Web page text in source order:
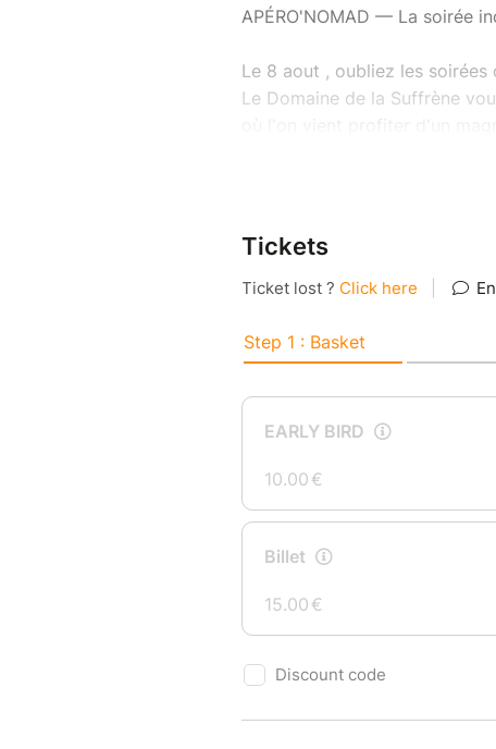
APÉRO'NOMAD — La soirée
Le 8 aout , oubliez les soirées
Le Domaine de la Suffrène
où l'on vient profiter d'un
veniez entre amis, en couple
moment festif dans un cadre
Samedi 8 aout 2026
Domaine de la Suffrène – La
AU PROGRAMME
• Le Kaiser — DJ Set
• Mapso — DJ Set
Trois DJ, une seule mission :
SUR PLACE
• Foodtruck
• Sushi Bar
• Tattoo Flash
• Espace détente
• Ambiance festive en plein air
TARIFS •
Tickets